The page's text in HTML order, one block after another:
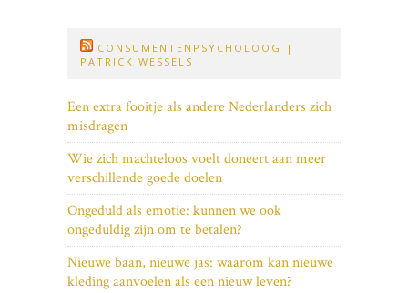
CONSUMENTENPSYCHOLOOG |
PATRICK WESSELS
Een extra fooitje als andere Nederlanders zich
misdragen
Wie zich machteloos voelt doneert aan meer
verschillende goede doelen
Ongeduld als emotie: kunnen we ook
ongeduldig zijn om te betalen?
Nieuwe baan, nieuwe jas: waarom kan nieuwe
kleding aanvoelen als een nieuw leven?